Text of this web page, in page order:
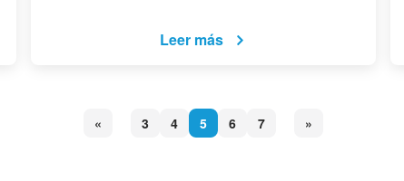
Leer más
« 3 4 5 6 7 »